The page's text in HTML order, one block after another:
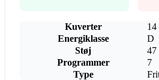
Kuverter
14
Energiklasse
D
Støj
47
Programmer
7
Type